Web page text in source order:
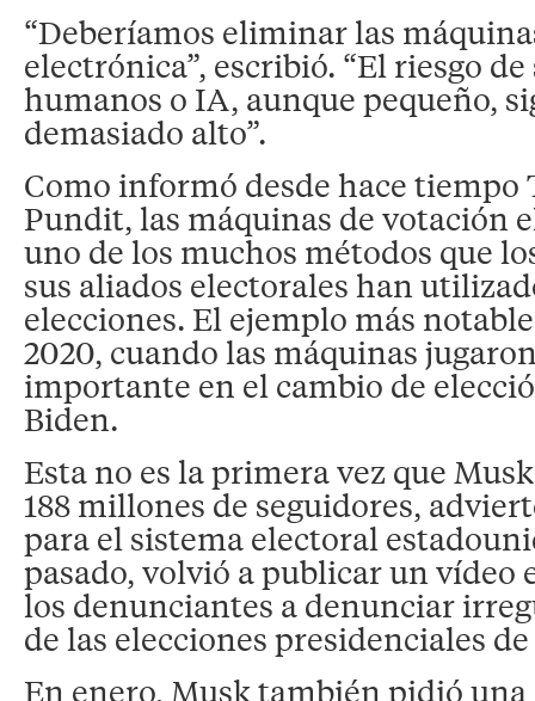
“Deberíamos eliminar las
electrónica”, escribió. “El riesgo
humanos o IA, aunque pequeño,
demasiado alto”.
Como informó desde hace tiempo
Pundit, las máquinas de votación
uno de los muchos métodos que
sus aliados electorales han
elecciones. El ejemplo más
2020, cuando las máquinas
importante en el cambio de
Biden.
Esta no es la primera vez que
188 millones de seguidores,
para el sistema electoral
pasado, volvió a publicar un vídeo
los denunciantes a denunciar
de las elecciones presidenciales
En enero, Musk también pidió